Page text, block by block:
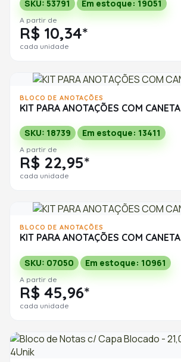
SKU: 53791 Em estoque: 19051
A partir de
R$ 10,34*
cada unidade
BLOCO DE ANOTAÇÕES
KIT PARA ANOTAÇÕES COM CANETA
SKU: 18739 Em estoque: 13411
A partir de
R$ 22,95*
cada unidade
BLOCO DE ANOTAÇÕES
KIT PARA ANOTAÇÕES COM CANETA
SKU: 07050 Em estoque: 10961
A partir de
R$ 45,96*
cada unidade